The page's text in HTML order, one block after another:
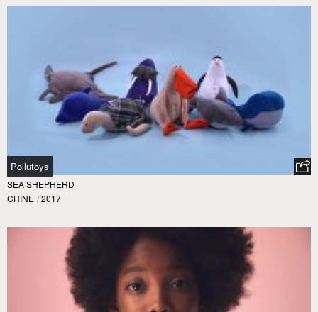
Pollutoys
SEA SHEPHERD
CHINE / 2017